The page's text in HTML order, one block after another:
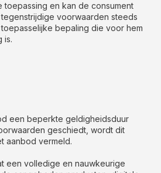
toepassing en kan de consument
voorwaarden steeds
bepaling die voor hem
is.
een beperkte geldigheidsduur
geschiedt, wordt dit
aanbod vermeld.
een volledige en nauwkeurige